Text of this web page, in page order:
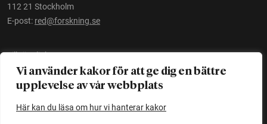
Vi använder kakor för att ge dig en bättre
upplevelse av vår webbplats
Här kan du läsa om hur vi hanterar kakor
112 21 Stockholm
E-post: red@forskning.se
Tillgänglighet
Ett initiativ avVetenskapsrådet